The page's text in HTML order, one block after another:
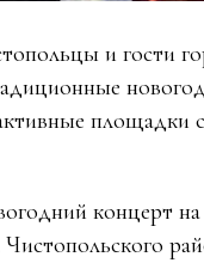
и гости
площадки
концерт